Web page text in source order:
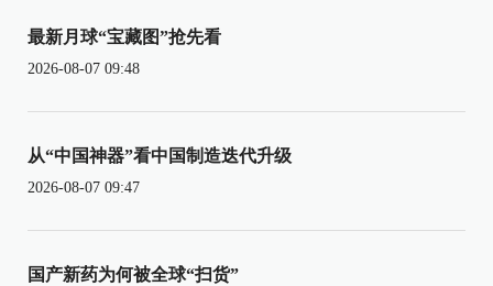
最新月球“宝藏图”抢先看
2026-08-07 09:48
从“中国神器”看中国制造迭代升级
2026-08-07 09:47
国产新药为何被全球“扫货”